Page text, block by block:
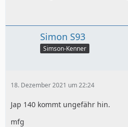
Simon S93
Simson-Kenner
18. Dezember 2021 um 22:24
Jap 140 kommt ungefähr hin.
mfg